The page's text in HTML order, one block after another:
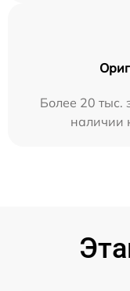
Более 20 тыс.
наличии